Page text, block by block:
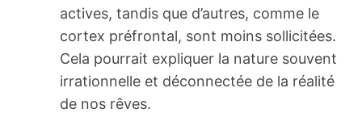
actives, tandis que d’autres, comme le
cortex préfrontal, sont moins sollicitées.
Cela pourrait expliquer la nature souvent
irrationnelle et déconnectée de la réalité
de nos rêves.